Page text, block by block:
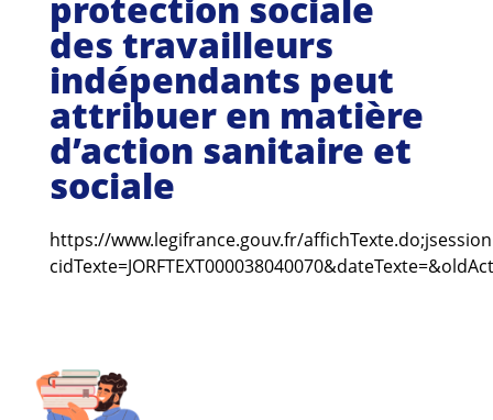
Espace emploi
Guides et outils
Actualités
des travailleurs
indépendants peut
attribuer en matière
d’action sanitaire et
sociale
https://www.legifrance.gouv.fr/